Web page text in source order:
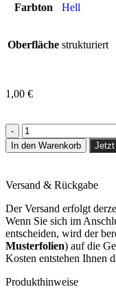
Farbton Hell
Oberfläche strukturiert
1,00 €
In den Warenkorb Jetzt
Versand & Rückgabe
Der Versand erfolgt
Wenn Sie sich im
entscheiden, wird der
Musterfolien) auf die
Kosten entstehen Ihnen
Produkthinweise